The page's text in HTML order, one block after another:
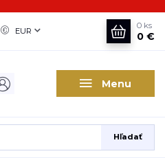
Menu
EUR
Hľadať
0 ks
0 €